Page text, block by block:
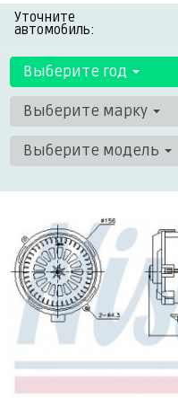
Уточните
автомобиль:
Выберите год
Выберите марку
Выберите модель